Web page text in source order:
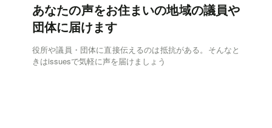
あなたの声をお住まいの地域の議員や
団体に届けます
役所や議員・団体に直接伝えるのは抵抗がある。そんなと
きはissuesで気軽に声を届けましょう